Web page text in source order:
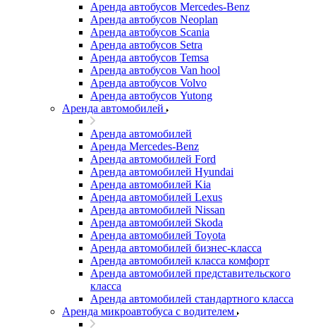
Аренда автобусов Mercedes-Benz
Аренда автобусов Neoplan
Аренда автобусов Scania
Аренда автобусов Setra
Аренда автобусов Temsa
Аренда автобусов Van hool
Аренда автобусов Volvo
Аренда автобусов Yutong
Аренда автомобилей
Аренда автомобилей
Аренда Mercedes-Benz
Аренда автомобилей Ford
Аренда автомобилей Hyundai
Аренда автомобилей Kia
Аренда автомобилей Lexus
Аренда автомобилей Nissan
Аренда автомобилей Skoda
Аренда автомобилей Toyota
Аренда автомобилей бизнес-класса
Аренда автомобилей класса комфорт
Аренда автомобилей представительского
класса
Аренда автомобилей стандартного класса
Аренда микроавтобуса с водителем